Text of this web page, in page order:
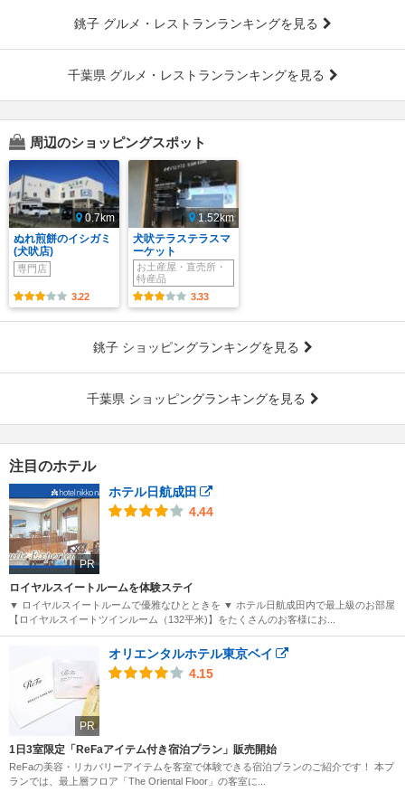
銚子 グルメ・レストランランキングを見る
千葉県 グルメ・レストランランキングを見る
周辺のショッピングスポット
0.7km
ぬれ煎餅のイシガミ
(犬吠店)
専門店
3.22
1.52km
犬吠テラステラスマ
ーケット
お土産屋・直売所・
特産品
3.33
銚子 ショッピングランキングを見る
千葉県 ショッピングランキングを見る
注目のホテル
PR
ホテル日航成田
4.44
ロイヤルスイートルームを体験ステイ
▼ ロイヤルスイートルームで優雅なひとときを ▼ ホテル日航成田内で最上級のお部屋
【ロイヤルスイートツインルーム（132平米)】をたくさんのお客様にお...
PR
オリエンタルホテル東京ベイ
4.15
1日3室限定「ReFaアイテム付き宿泊プラン」販売開始
ReFaの美容・リカバリーアイテムを客室で体験できる宿泊プランのご紹介です！ 本プ
ランでは、最上層フロア「The Oriental Floor」の客室に...